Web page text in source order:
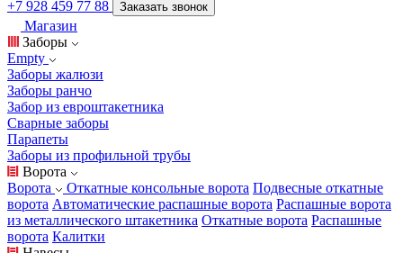
+7 928 459 77 88 Заказать звонок
Магазин
Заборы
Empty
Заборы жалюзи
Заборы ранчо
Забор из евроштакетника
Сварные заборы
Парапеты
Заборы из профильной трубы
Ворота
Ворота
Откатные консольные ворота Подвесные откатные
ворота Автоматические распашные ворота Распашные ворота
из металлического штакетника Откатные ворота Распашные
ворота Калитки